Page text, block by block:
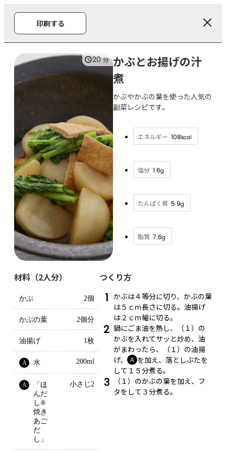
印刷する
20 分 かぶとお揚げの汁
煮
かぶやかぶの葉を使った人気の
副菜レシピです。
エネルギー 108kcal
塩分 1.6g
たんぱく質 5.9g
脂質 7.6g
材料（2人分）
かぶ 2個
かぶの葉 2個分
油揚げ 1枚
A 水 200ml
A
「ほ
んだ
し®
焼き
あご
だ
し」
小さじ2
つくり方
1 かぶは４等分に切り、かぶの葉
は５ｃｍ長さに切る。油揚げ
は２ｃｍ幅に切る。
2 鍋にごま油を熱し、（１）の
かぶを入れてサッと炒め、油
がまわったら、（１）の油揚
げ、
Ａ を加え、落としぶたを
して１５分煮る。
3
（１）のかぶの葉を加え、フ
タをして３分煮る。